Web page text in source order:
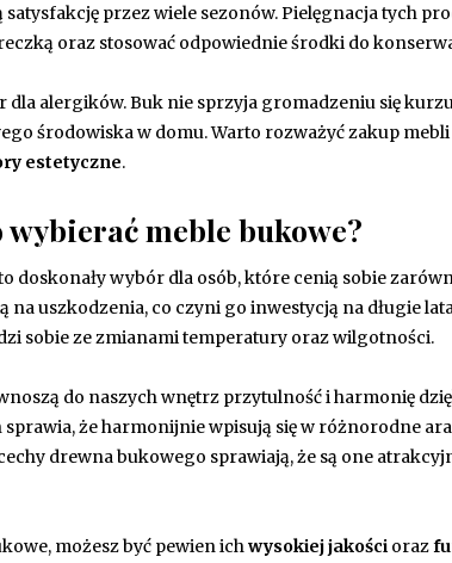
przez wiele sezonów. Pielęgnacja tych
oraz stosować odpowiednie środki do
dla alergików. Buk nie sprzyja gromadzeniu się
środowiska w domu. Warto rozważyć zakup
estetyczne.
meble bukowe?
doskonały wybór dla osób, które cenią sobie
na uszkodzenia, co czyni go inwestycją na długie
sobie ze zmianami temperatury oraz wilgotności.
do naszych wnętrz przytulność i harmonię
że harmonijnie wpisują się w różnorodne
drewna bukowego sprawiają, że są one
możesz być pewien ichwysokiej jakości oraz